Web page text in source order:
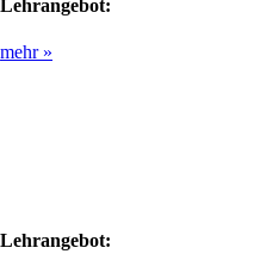
Lehrangebot:
mehr »
Lehrangebot: